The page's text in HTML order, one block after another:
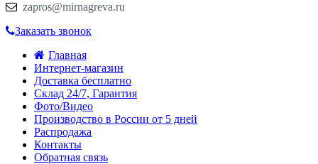
zapros@mirnagreva.ru
Заказать звонок
Главная
Интернет-магазин
Доставка бесплатно
Склад 24/7, Гарантия
Фото/Видео
Производство в России от 5 дней
Распродажа
Контакты
Обратная связь